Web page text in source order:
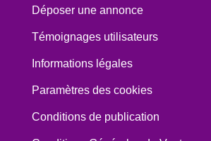
Déposer une annonce
Témoignages utilisateurs
Informations légales
Paramètres des cookies
Conditions de publication